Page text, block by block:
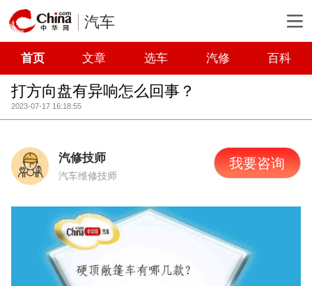
汽车
首页 文章 选车 汽修 百科
打方向盘有异响怎么回事？
2023-07-17 16:18:55
汽修技师
汽车维修技师
我要咨询